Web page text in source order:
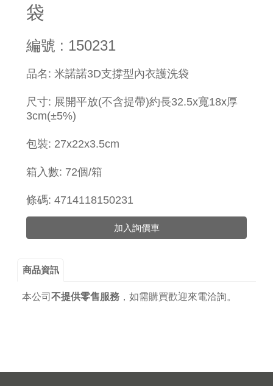
袋
編號 : 150231
品名: 米諾諾3D支撐型內衣護洗袋
尺寸: 展開平放(不含提帶)約長32.5x寬18x厚
3cm(±5%)
包裝: 27x22x3.5cm
箱入數: 72個/箱
條碼: 4714118150231
加入詢價車
商品資訊
本公司 不提供零售服務， 如需購買歡迎來電洽詢。